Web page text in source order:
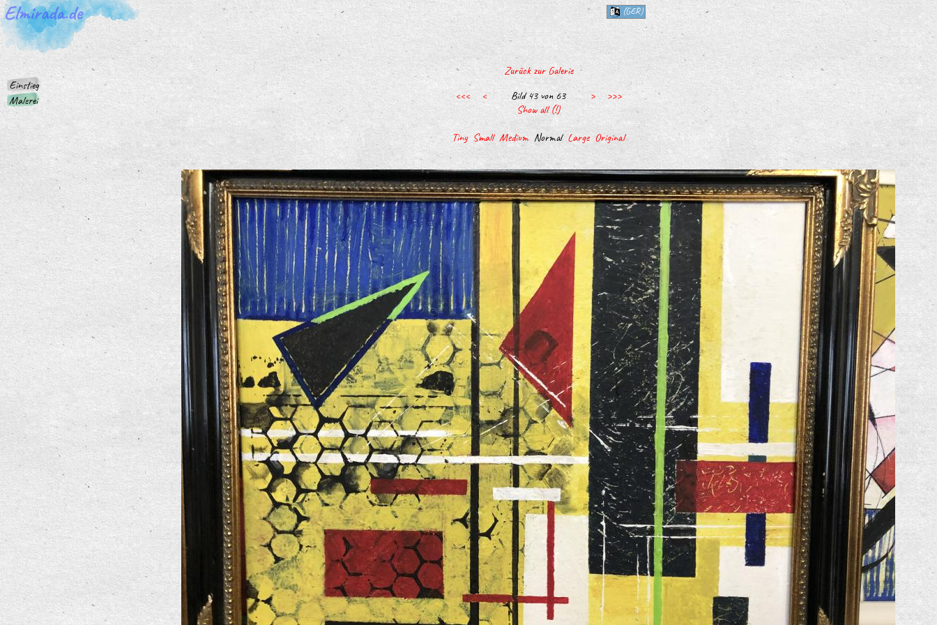
Einstieg
Malerei
(GER)
Zurück zur Galerie
<<<
<
Bild 43 von 63
Show all (!)
> >>>
Tiny Small MediumNormal Large Original